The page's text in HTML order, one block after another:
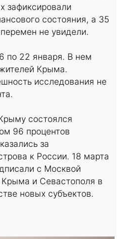
зафиксировали
состояния, а 35
не увидели.
по 22 января. В нем
Крыма.
исследования не
состоялся
96 процентов
за
к России. 18 марта
с Москвой
Крыма и Севастополя в
новых субъектов.